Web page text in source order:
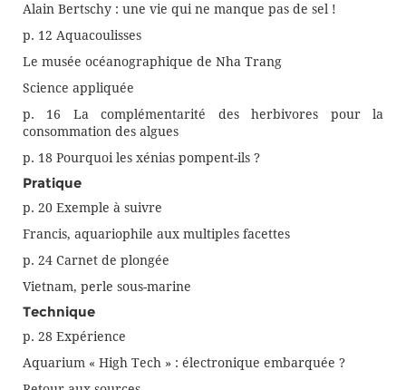
Alain Bertschy : une vie qui ne manque pas de sel !
p. 12 Aquacoulisses
Le musée océanographique de Nha Trang
Science appliquée
p. 16 La complémentarité des herbivores pour la
consommation des algues
p. 18 Pourquoi les xénias pompent-ils ?
Pratique
p. 20 Exemple à suivre
Francis, aquariophile aux multiples facettes
p. 24 Carnet de plongée
Vietnam, perle sous-marine
Technique
p. 28 Expérience
Aquarium « High Tech » : électronique embarquée ?